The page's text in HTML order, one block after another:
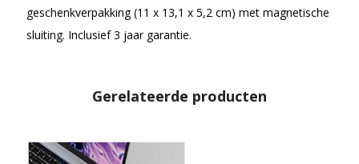
geschenkverpakking (11 x 13,1 x 5,2 cm) met magnetische
sluiting. Inclusief 3 jaar garantie.
Gerelateerde producten